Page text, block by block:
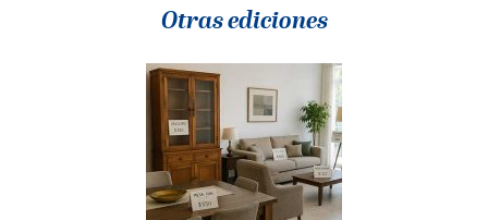
Otras ediciones